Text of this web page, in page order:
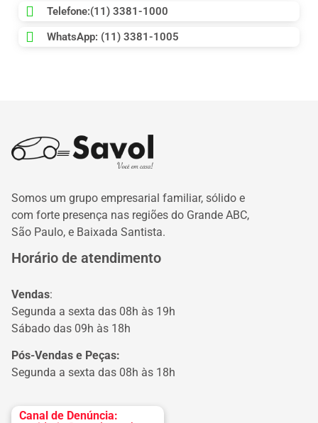
Telefone:(11) 3381-1000
WhatsApp: (11) 3381-1005
Somos um grupo empresarial familiar, sólido e
com forte presença nas regiões do Grande ABC,
São Paulo, e Baixada Santista.
Horário de atendimento
Vendas:
Segunda a sexta das 08h às 19h
Sábado das 09h às 18h
Pós-Vendas e Peças:
Segunda a sexta das 08h às 18h
Canal de Denúncia: